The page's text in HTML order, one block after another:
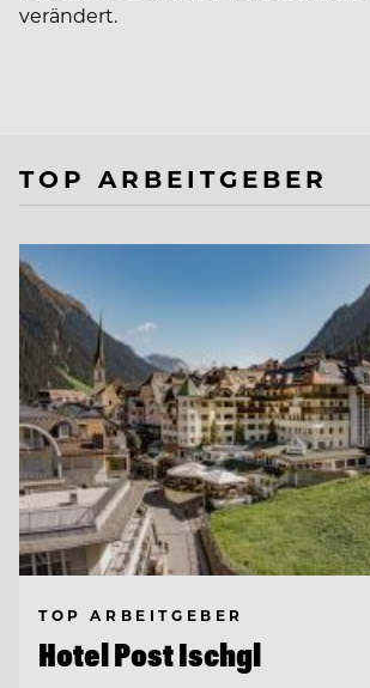
verändert.
TOP ARBEITGEBER
TOP ARBEITGEBER
Hotel Post Ischgl